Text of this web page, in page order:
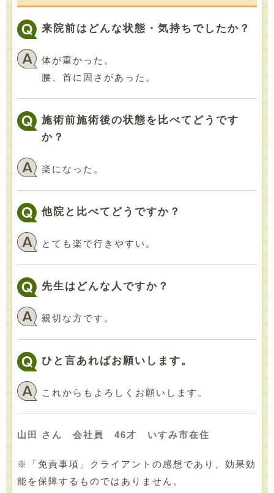
来院前はどんな状態・気持ちでしたか？
体が重かった。
腰、首に固さがあった。
施術前施術後の状態を比べてどうです
か？
楽になった。
他院と比べてどうですか？
とても楽で行きやすい。
先生はどんな人ですか？
親切な方です。
ひと言あればお願いします。
これからもよろしくお願いします。
山田 さん 会社員 46才 いすみ市在住
※「免責事項」クライアントの感想であり、効果効
能を保障するものではありません。